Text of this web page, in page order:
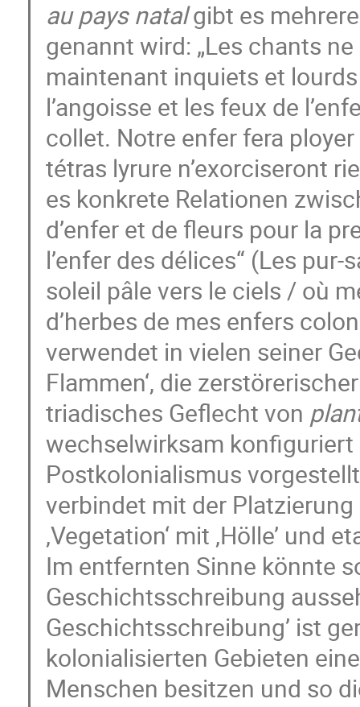
au pays natalgibt es
genannt wird: „Les chants
maintenant inquiets et
l’angoisse et les feux de
collet. Notre enfer fera
tétras lyrure n’exorciseront
es konkrete Relationen
d’enfer et de fleurs pour la
l’enfer des délices“ (Les
soleil pâle vers le ciels / où
d’herbes de mes enfers
verwendet in vielen seiner
Flammen‘, die
triadisches Geflecht von
wechselwirksam
Postkolonialismus
verbindet mit der
‚Vegetation‘ mit ‚Hölle’
Im entfernten Sinne könnte
Geschichtsschreibung
Geschichtsschreibung’ ist
kolonialisierten Gebieten
Menschen besitzen und so